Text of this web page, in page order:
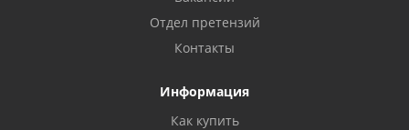
Отдел претензий
Контакты
Информация
Как купить